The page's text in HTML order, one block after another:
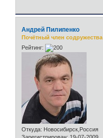
Андрей Пилипенко
Почётный член содружества
Рейтинг:
Откуда: Новосибирск,Россия